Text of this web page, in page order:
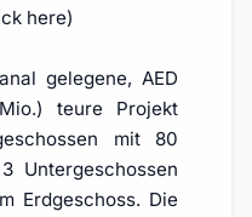
here)
gelegene, AED
teure Projekt
mit 80
Untergeschossen
Erdgeschoss. Die